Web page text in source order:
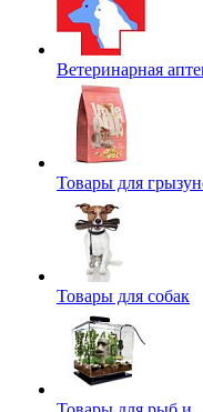
Ветеринарная
Товары для
Товары для собак